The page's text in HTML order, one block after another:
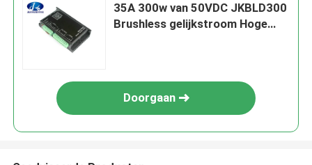
35A 300w van 50VDC JKBLD300
Brushless gelijkstroom Hoge
Doorgaan